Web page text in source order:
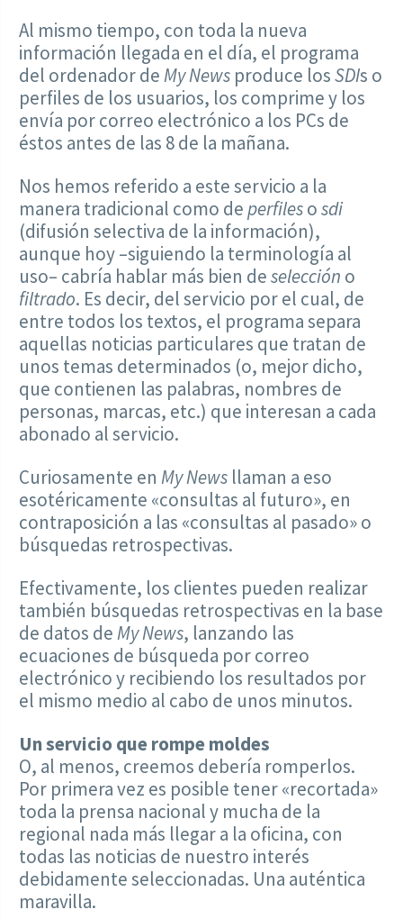
Al mismo tiempo, con toda la nueva
información llegada en el día, el programa
del ordenador deMy News produce losSDIs o
perfiles de los usuarios, los comprime y los
envía por correo electrónico a los PCs de
éstos antes de las 8 de la mañana.
Nos hemos referido a este servicio a la
manera tradicional como deperfilesosdi
(difusión selectiva de la información),
aunque hoy –siguiendo la terminología al
uso– cabría hablar más bien deselección o
filtrado. Es decir, del servicio por el cual, de
entre todos los textos, el programa separa
aquellas noticias particulares que tratan de
unos temas determinados (o, mejor dicho,
que contienen las palabras, nombres de
personas, marcas, etc.) que interesan a cada
abonado al servicio.
Curiosamente en My News llaman a eso
esotéricamente «consultas al futuro», en
contraposición a las «consultas al pasado» o
búsquedas retrospectivas.
Efectivamente, los clientes pueden realizar
también búsquedas retrospectivas en la base
de datos deMy News, lanzando las
ecuaciones de búsqueda por correo
electrónico y recibiendo los resultados por
el mismo medio al cabo de unos minutos.
Un servicio que rompe moldes
O, al menos, creemos debería romperlos.
Por primera vez es posible tener «recortada»
toda la prensa nacional y mucha de la
regional nada más llegar a la oficina, con
todas las noticias de nuestro interés
debidamente seleccionadas. Una auténtica
maravilla.